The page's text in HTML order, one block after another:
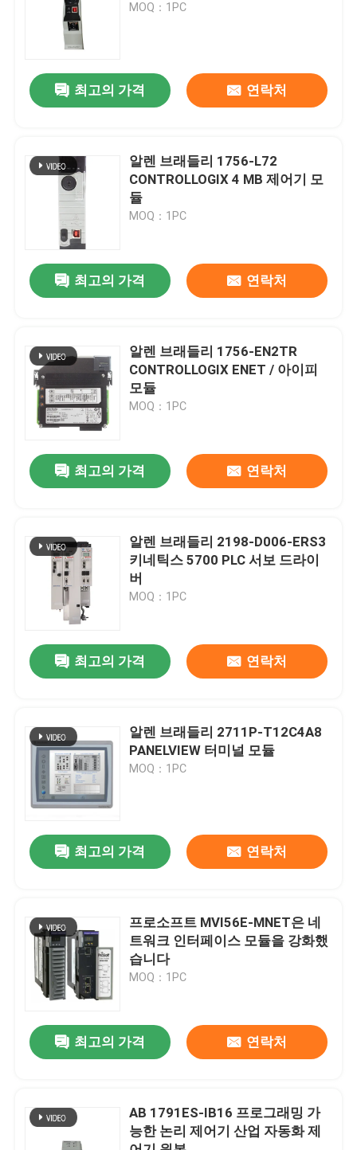
제품
우리 에 관한 것
공장 투어
저희와 연락
인용 을 요청 하십시오
프로그램 논리 제어기 PLC
ABB PLC 모듈
MOQ：1PC
최고의 가격 연락처
알렌 브래들리 1756-L72
CONTROLLOGIX 4 MB 제어기 모
듈
MOQ：1PC
최고의 가격 연락처
알렌 브래들리 1756-EN2TR
CONTROLLOGIX ENET / 아이피
모듈
MOQ：1PC
최고의 가격 연락처
알렌 브래들리 2198-D006-ERS3
키네틱스 5700 PLC 서보 드라이
버
MOQ：1PC
최고의 가격 연락처
알렌 브래들리 2711P-T12C4A8
PANELVIEW 터미널 모듈
MOQ：1PC
최고의 가격 연락처
프로소프트 MVI56E-MNET은 네
트워크 인터페이스 모듈을 강화했
습니다
MOQ：1PC
최고의 가격 연락처
AB 1791ES-IB16 프로그래밍 가
능한 논리 제어기 산업 자동화 제